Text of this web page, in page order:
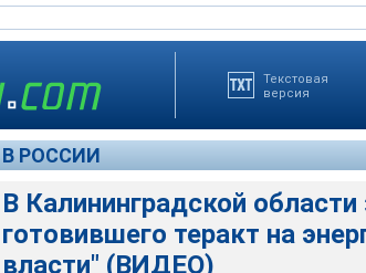
Текстовая
версия
В РОССИИ
В Калининградской
готовившего теракт на
власти" (ВИДЕО)
Федеральная служба безопасности РФ
объекте энергетики в Калининградской
ведомства, гражданин России планировал
По месту жительства задержанного
инструкции по его изготовлению и
веществ, а также материалы